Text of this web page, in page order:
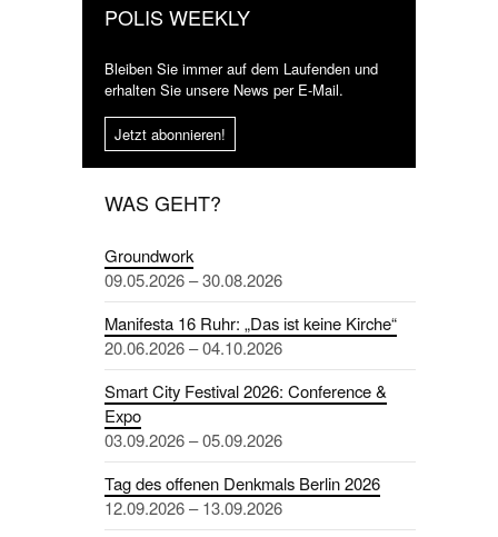
POLIS WEEKLY
Bleiben Sie immer auf dem Laufenden und
erhalten Sie unsere News per E-Mail.
Jetzt abonnieren!
WAS GEHT?
Groundwork
09.05.2026 – 30.08.2026
Manifesta 16 Ruhr: „Das ist keine Kirche“
20.06.2026 – 04.10.2026
Smart City Festival 2026: Conference &
Expo
03.09.2026 – 05.09.2026
Tag des offenen Denkmals Berlin 2026
12.09.2026 – 13.09.2026